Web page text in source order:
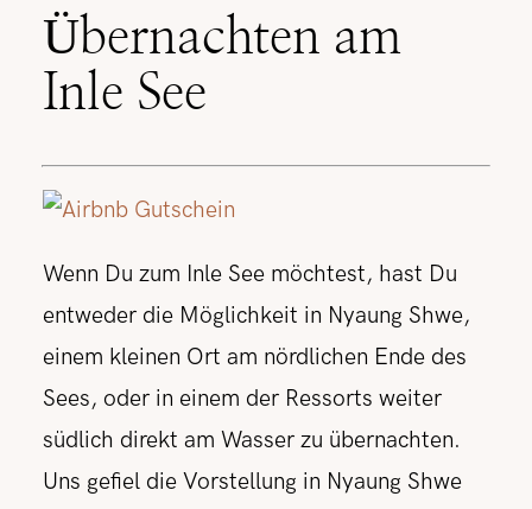
Übernachten am
Inle See
Wenn Du zum Inle See möchtest, hast Du
entweder die Möglichkeit in Nyaung Shwe,
einem kleinen Ort am nördlichen Ende des
Sees, oder in einem der Ressorts weiter
südlich direkt am Wasser zu übernachten.
Uns gefiel die Vorstellung in Nyaung Shwe